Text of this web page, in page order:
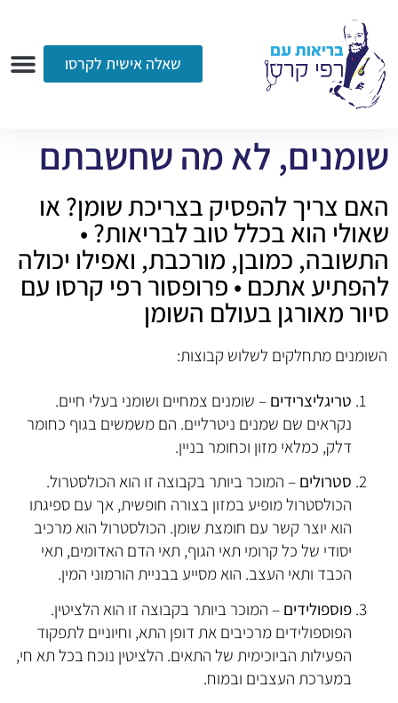
שאלה אישית לקרסו
שומנים, לא מה שחשבתם
האם צריך להפסיק בצריכת שומן? או
שאולי הוא בכלל טוב לבריאות? •
התשובה, כמובן, מורכבת, ואפילו יכולה
להפתיע אתכם • פרופסור רפי קרסו עם
סיור מאורגן בעולם השומן
השומנים מתחלקים לשלוש קבוצות:
טריגליצרידים – שומנים צמחיים ושומני בעלי חיים.
נקראים שם שמנים ניטרליים. הם משמשים בגוף כחומר
דלק, כמלאי מזון וכחומר בניין.
סטרולים – המוכר ביותר בקבוצה זו הוא הכולסטרול.
הכולסטרול מופיע במזון בצורה חופשית, אך עם ספיגתו
הוא יוצר קשר עם חומצת שומן. הכולסטרול הוא מרכיב
יסודי של כל קרומי תאי הגוף, תאי הדם האדומים, תאי
הכבד ותאי העצב. הוא מסייע בבניית הורמוני המין.
פוספולידים – המוכר ביותר בקבוצה זו הוא הלציטין.
הפוספולידים מרכיבים את דופן התא, וחיוניים לתפקוד
הפעילות הביוכימית של התאים. הלציטין נוכח בכל תא חי,
במערכת העצבים ובמוח.